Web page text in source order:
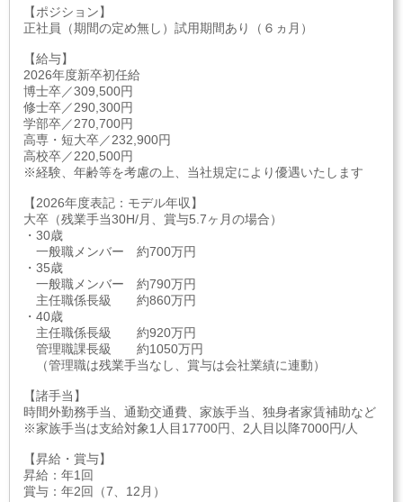
【ポジション】
正社員（期間の定め無し）試用期間あり（６ヵ月）
【給与】
2026年度新卒初任給
博士卒／309,500円
修士卒／290,300円
学部卒／270,700円
高専・短大卒／232,900円
高校卒／220,500円
※経験、年齢等を考慮の上、当社規定により優遇いたします
【2026年度表記：モデル年収】
大卒（残業手当30H/月、賞与5.7ヶ月の場合）
・30歳
一般職メンバー 約700万円
・35歳
一般職メンバー 約790万円
主任職係長級 約860万円
・40歳
主任職係長級 約920万円
管理職課長級 約1050万円
（管理職は残業手当なし、賞与は会社業績に連動）
【諸手当】
時間外勤務手当、通勤交通費、家族手当、独身者家賃補助など
※家族手当は支給対象1人目17700円、2人目以降7000円/人
【昇給・賞与】
昇給：年1回
賞与：年2回（7、12月）